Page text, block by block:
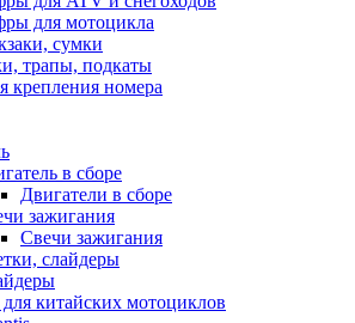
для мотоцикла
сумки
трапы, подкаты
крепления номера
в сборе
Двигатели в сборе
зажигания
Свечи зажигания
слайдеры
для китайских мотоциклов